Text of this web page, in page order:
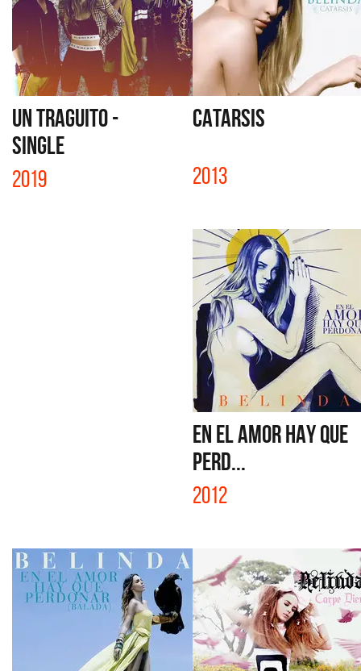
UN TRAGUITO -
SINGLE
2019
CATARSIS
2013
EN EL AMOR HAY QUE
PERD...
2012